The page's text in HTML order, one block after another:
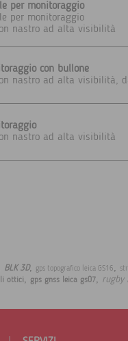
per monitoraggio
per monitoraggio
nastro ad alta visibilità
con bullone
nastro ad alta visibilità,
nastro ad alta visibilità
BLK 3D, gps topografico leica GS16,
ottici, gps gnss leica gs07, rugby